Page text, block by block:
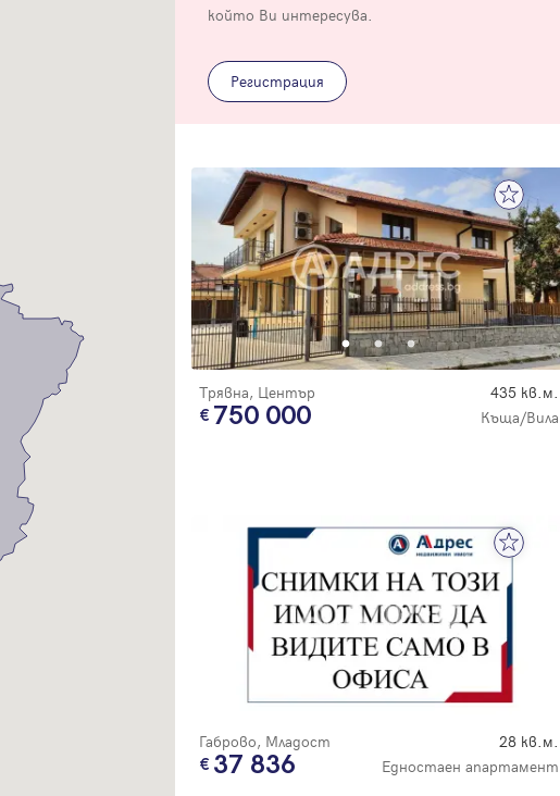
който Ви интересува.
Регистрация
Трявна, Център 435 кв.м.
750 000 Къща/Вила
Габрово, Младост 28 кв.м.
37 836 Едностаен апартамент
Благодарим ви! Проверете имейл адрес си, за да активирате
регистрацията.
Благодарим ви! Очаквайте скоро да се свържем с вас!
Продължи с Google
или влезте с имейл
Парола
Регистрация